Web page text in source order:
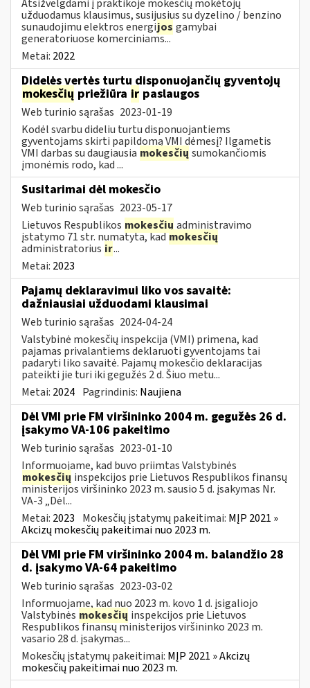
Atsižvelgdami į praktikoje mokesčių mokėtojų
užduodamus klausimus, susijusius su dyzelino / benzino
sunaudojimu elektros energijos gamybai
generatoriuose komerciniams...
Metai: 2022
Didelės vertės turtu disponuojančių gyventojų
mokesčių priežiūra ir paslaugos
Web turinio sąrašas 2023-01-19
Kodėl svarbu dideliu turtu disponuojantiems
gyventojams skirti papildomą VMI dėmesį? Ilgametis
VMI darbas su daugiausia mokesčių sumokančiomis
įmonėmis rodo, kad ...
Susitarimai dėl mokesčio
Web turinio sąrašas 2023-05-17
Lietuvos Respublikos mokesčių administravimo
įstatymo 71 str. numatyta, kadmokesčių
administratorius ir...
Metai: 2023
Pajamų deklaravimui liko vos savaitė:
dažniausiai užduodami klausimai
Web turinio sąrašas 2024-04-24
Valstybinė mokesčių inspekcija (VMI) primena, kad
pajamas privalantiems deklaruoti gyventojams tai
padaryti liko savaitė. Pajamų mokesčio deklaracijas
pateikti jie turi iki gegužės 2 d. Šiuo metu...
Metai: 2024 Pagrindinis: Naujiena
Dėl VMI prie FM viršininko 2004 m. gegužės 26 d.
įsakymo VA-106 pakeitimo
Web turinio sąrašas 2023-01-10
Informuojame, kad buvo priimtas Valstybinės
mokesčių inspekcijos prie Lietuvos Respublikos finansų
ministerijos viršininko 2023 m. sausio 5 d. įsakymas Nr.
VA-3 „Dėl...
Metai: 2023 Mokesčių įstatymų pakeitimai: MĮP 2021 »
Akcizų mokesčių pakeitimai nuo 2023 m.
Dėl VMI prie FM viršininko 2004 m. balandžio 28
d. įsakymo VA-64 pakeitimo
Web turinio sąrašas 2023-03-02
Informuojame, kad nuo 2023 m. kovo 1 d. įsigaliojo
Valstybinės mokesčių inspekcijos prie Lietuvos
Respublikos finansų ministerijos viršininko 2023 m.
vasario 28 d. įsakymas...
Mokesčių įstatymų pakeitimai: MĮP 2021 » Akcizų
mokesčių pakeitimai nuo 2023 m.